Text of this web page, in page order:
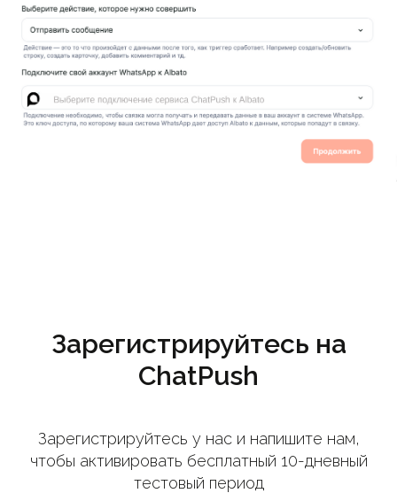
Зарегистрируйтесь на
ChatPush
Зарегистрируйтесь у нас и напишите нам,
чтобы активировать бесплатный 10-дневный
тестовый период